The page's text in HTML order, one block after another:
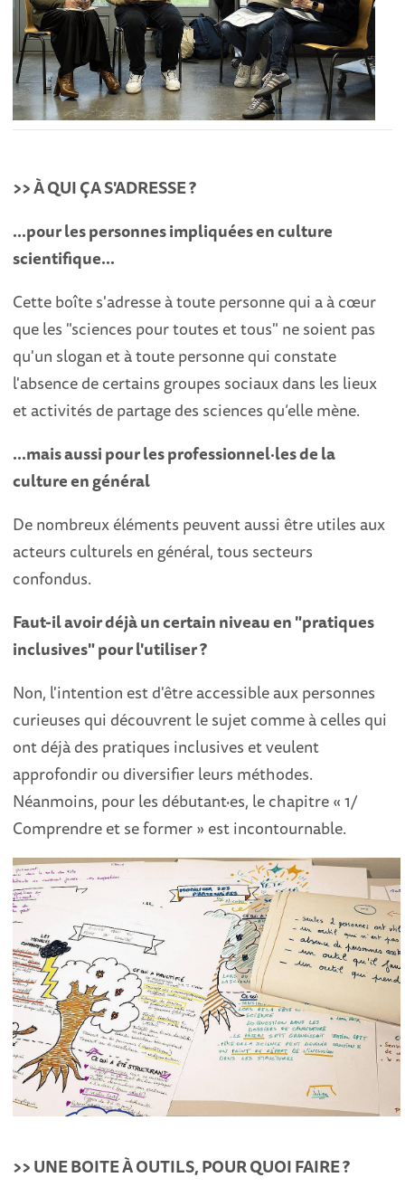
>> À QUI ÇA S'ADRESSE ?
...pour les personnes impliquées en culture
scientifique...
Cette boîte s'adresse à toute personne qui a à cœur
que les "sciences pour toutes et tous" ne soient pas
qu'un slogan et à toute personne qui constate
l'absence de certains groupes sociaux dans les lieux
et activités de partage des sciences qu’elle mène.
...mais aussi pour les professionnel·les de la
culture en général
De nombreux éléments peuvent aussi être utiles aux
acteurs culturels en général, tous secteurs
confondus.
Faut-il avoir déjà un certain niveau en "pratiques
inclusives" pour l'utiliser ?
Non, l'intention est d'être accessible aux personnes
curieuses qui découvrent le sujet comme à celles qui
ont déjà des pratiques inclusives et veulent
approfondir ou diversifier leurs méthodes.
Néanmoins, pour les débutant·es, le chapitre « 1/
Comprendre et se former » est incontournable.
>> UNE BOITE À OUTILS, POUR QUOI FAIRE ?